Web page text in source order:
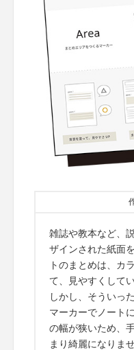
雑誌や教本など、
ザインされた紙面
トのまとめは、カ
て、見やすくして
しかし、そういっ
マーカーでノート
の幅が狭いため、
まり綺麗になりませ